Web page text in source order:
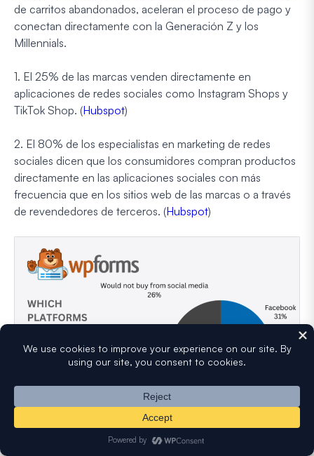
de carritos abandonados, aceleran el proceso de pago y
conectan directamente con la Generación Z y los
Millennials.
1. El 25% de las marcas venden directamente en
aplicaciones de redes sociales como Instagram Shops y
TikTok Shop. (Hubspot)
2. El 80% de los especialistas en marketing de redes
sociales dicen que los consumidores compran productos
directamente en las aplicaciones sociales con más
frecuencia que en los sitios web de las marcas o a través
de revendedores de terceros. (Hubspot)